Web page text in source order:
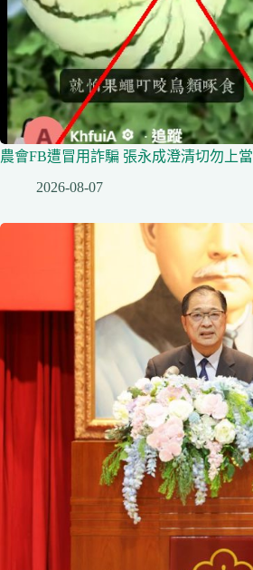
農會FB遭冒用詐騙 張永成澄清切勿上當
2026-08-07